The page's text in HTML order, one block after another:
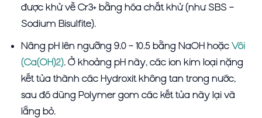
được khử về Cr3+ bằng hóa chất khử (như SBS –
Sodium Bisulfite).
Nâng pH lên ngưỡng 9.0 – 10.5 bằng NaOH hoặc Vôi
(Ca(OH)2). Ở khoảng pH này, các ion kim loại nặng
kết tủa thành các Hydroxit không tan trong nước,
sau đó dùng Polymer gom các kết tủa này lại và
lắng bỏ.